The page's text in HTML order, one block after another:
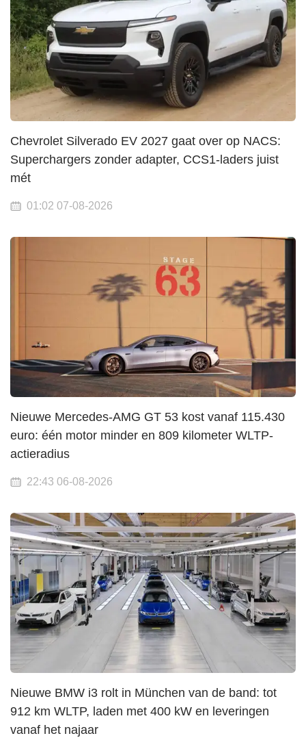
Chevrolet Silverado EV 2027 gaat over op NACS:
Superchargers zonder adapter, CCS1-laders juist
mét
01:02 07-08-2026
Nieuwe Mercedes-AMG GT 53 kost vanaf 115.430
euro: één motor minder en 809 kilometer WLTP-
actieradius
22:43 06-08-2026
Nieuwe BMW i3 rolt in München van de band: tot
912 km WLTP, laden met 400 kW en leveringen
vanaf het najaar